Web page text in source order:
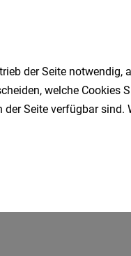
der Seite notwendig,
welche Cookies
Seite verfügbar sind.